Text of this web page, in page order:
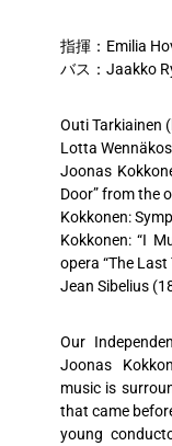
指揮：Emilia
バス：Jaakko
Outi Tarkiainen
Lotta
Joonas
Door” from the
Kokkonen:
Kokkonen: “I
opera “The
Jean Sibelius
Our
Joonas
music is
that came
young